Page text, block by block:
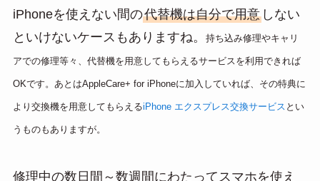
iPhoneを使えない間の代替機は自分で用意しない
といけないケースもありますね。
持ち込み修理やキャリ
アでの修理等々、代替機を用意してもらえるサービスを利用できれば
OKです。あとはAppleCare+ for iPhoneに加入していれば、その特典に
より交換機を用意してもらえるiPhone エクスプレス交換サービス とい
うものもありますが。
修理中の数日間～数週間にわたってスマホを使え